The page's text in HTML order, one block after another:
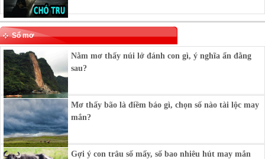
Sổ mơ
Nằm mơ thấy núi lở đánh con gì, ý nghĩa ẩn đằng
sau?
Mơ thấy bão là điềm báo gì, chọn số nào tài lộc may
mắn?
Gợi ý con trâu số mấy, số bao nhiêu hút may mắn